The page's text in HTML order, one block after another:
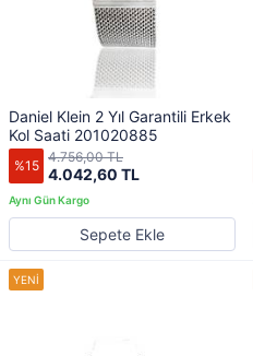
Daniel Klein 2 Yıl Garantili Erkek
Kol Saati 201020885
%15 4.042,60 TL
4.756,00 TL
Sepete Ekle